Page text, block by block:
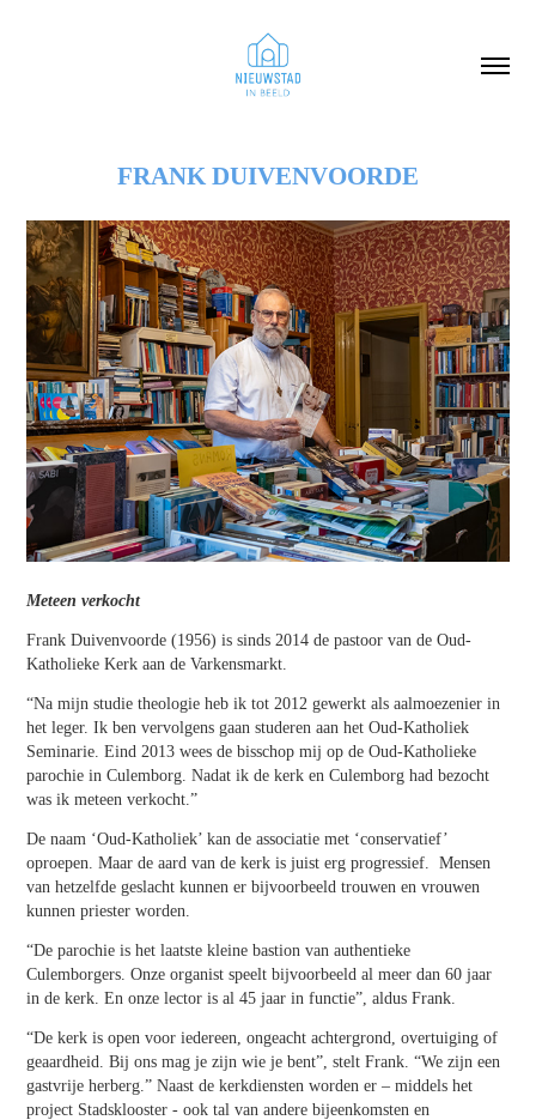
FRANK DUIVENVOORDE
Meteen verkocht
Frank Duivenvoorde (1956) is sinds 2014 de pastoor van de Oud-
Katholieke Kerk aan de Varkensmarkt.
“Na mijn studie theologie heb ik tot 2012 gewerkt als aalmoezenier in
het leger. Ik ben vervolgens gaan studeren aan het Oud-Katholiek
Seminarie. Eind 2013 wees de bisschop mij op de Oud-Katholieke
parochie in Culemborg. Nadat ik de kerk en Culemborg had bezocht
was ik meteen verkocht.”
De naam ‘Oud-Katholiek’ kan de associatie met ‘conservatief’
oproepen. Maar de aard van de kerk is juist erg progressief. Mensen
van hetzelfde geslacht kunnen er bijvoorbeeld trouwen en vrouwen
kunnen priester worden.
“De parochie is het laatste kleine bastion van authentieke
Culemborgers. Onze organist speelt bijvoorbeeld al meer dan 60 jaar
in de kerk. En onze lector is al 45 jaar in functie”, aldus Frank.
“De kerk is open voor iedereen, ongeacht achtergrond, overtuiging of
geaardheid. Bij ons mag je zijn wie je bent”, stelt Frank. “We zijn een
gastvrije herberg.” Naast de kerkdiensten worden er – middels het
project Stadsklooster - ook tal van andere bijeenkomsten en